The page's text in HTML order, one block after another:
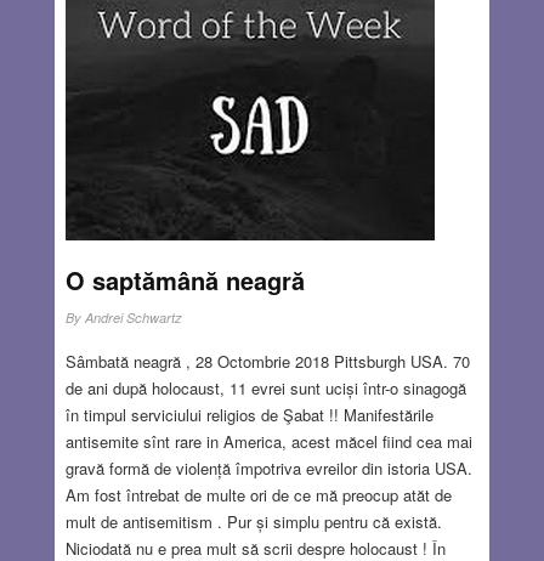
loc atentatul împotriva sportivilor israelieni, 11 dintre ei
fiind uciși de teroriști palestinieni. Olimpiada de la
Moscova a fost boicotată de SUA, RFG, Japonia și de
alte 50 de state, în semn de protest împotriva invaziei
sovietice a Afganistanului. Ca răspuns, URSS și țările
comuniste, cu excepția României, și-au anulat participarea
la Olimpiada de vară din Los Angeles.
JUN 28, 2018
O saptămână neagră
By Andrei Schwartz
Sâmbată neagră , 28 Octombrie 2018 Pittsburgh USA. 70
de ani după holocaust, 11 evrei sunt uciși într-o sinagogă
în timpul serviciului religios de Şabat !! Manifestările
antisemite sînt rare in America, acest măcel fiind cea mai
gravă formă de violență împotriva evreilor din istoria USA.
Am fost întrebat de multe ori de ce mă preocup atăt de
mult de antisemitism . Pur și simplu pentru că există.
Niciodată nu e prea mult să scrii despre holocaust ! În